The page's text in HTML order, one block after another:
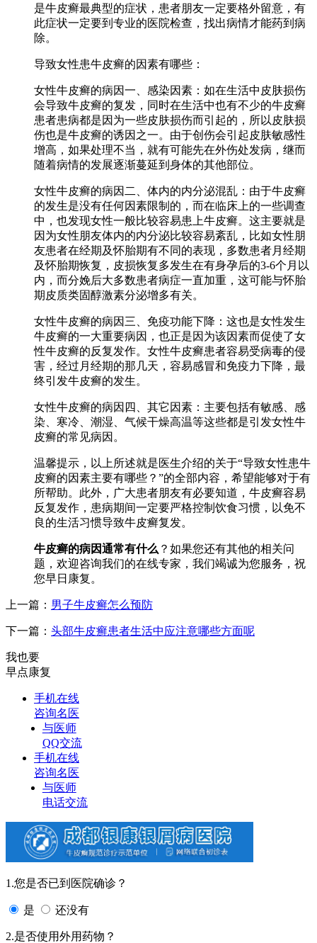
是牛皮癣最典型的症状，患者朋友一定要格外留意，有
此症状一定要到专业的医院检查，找出病情才能药到病
除。
导致女性患牛皮癣的因素有哪些：
女性牛皮癣的病因一、感染因素：如在生活中皮肤损伤
会导致牛皮癣的复发，同时在生活中也有不少的牛皮癣
患者患病都是因为一些皮肤损伤而引起的，所以皮肤损
伤也是牛皮癣的诱因之一。由于创伤会引起皮肤敏感性
增高，如果处理不当，就有可能先在外伤处发病，继而
随着病情的发展逐渐蔓延到身体的其他部位。
女性牛皮癣的病因二、体内的内分泌混乱：由于牛皮癣
的发生是没有任何因素限制的，而在临床上的一些调查
中，也发现女性一般比较容易患上牛皮癣。这主要就是
因为女性朋友体内的内分泌比较容易紊乱，比如女性朋
友患者在经期及怀胎期有不同的表现，多数患者月经期
及怀胎期恢复，皮损恢复多发生在有身孕后的3-6个月以
内，而分娩后大多数患者病症一直加重，这可能与怀胎
期皮质类固醇激素分泌增多有关。
女性牛皮癣的病因三、免疫功能下降：这也是女性发生
牛皮癣的一大重要病因，也正是因为该因素而促使了女
性牛皮癣的反复发作。女性牛皮癣患者容易受病毒的侵
害，经过月经期的那几天，容易感冒和免疫力下降，最
终引发牛皮癣的发生。
女性牛皮癣的病因四、其它因素：主要包括有敏感、感
染、寒冷、潮湿、气候干燥高温等这些都是引发女性牛
皮癣的常见病因。
温馨提示，以上所述就是医生介绍的关于“导致女性患牛
皮癣的因素主要有哪些？”的全部内容，希望能够对于有
所帮助。此外，广大患者朋友有必要知道，牛皮癣容易
反复发作，患病期间一定要严格控制饮食习惯，以免不
良的生活习惯导致牛皮癣复发。
牛皮癣的病因通常有什么 ？如果您还有其他的相关问
题，欢迎咨询我们的在线专家，我们竭诚为您服务，祝
您早日康复。
上一篇： 男子牛皮癣怎么预防
下一篇： 头部牛皮癣患者生活中应注意哪些方面呢
我也要
早点康复
手机在线
咨询名医
与医师
QQ交流
手机在线
咨询名医
与医师
电话交流
1.您是否已到医院确诊？
是 还没有
2.是否使用外用药物？